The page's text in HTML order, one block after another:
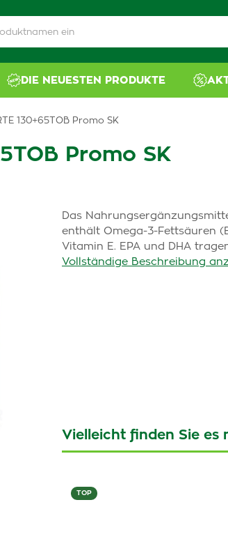
DIE NEUESTEN PRODUKTE
130+65TOB Promo SK
Promo SK
Das
enthält Omega-3-Fettsäuren
Vitamin E. EPA und DHA
Vollständige Beschreibung
Vielleicht finden Sie es
TOP